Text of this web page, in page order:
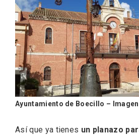
Ayuntamiento de Boecillo –
Así que ya tienes un planazo
IGP Morcilla de Burgos
Salón Gourmet 2026